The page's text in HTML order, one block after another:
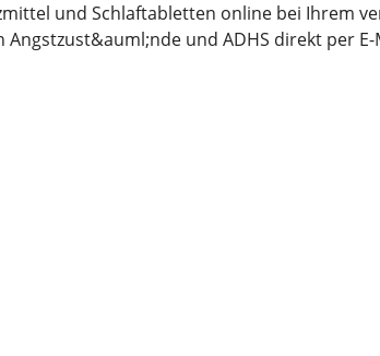
und Schlaftabletten online bei Ihrem
und ADHS direkt per E-